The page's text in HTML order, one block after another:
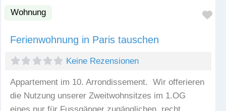
Wohnung
Ferienwohnung in Paris tauschen
Keine Rezensionen
Appartement im 10. Arrondissement. Wir offerieren
die Nutzung unserer Zweitwohnsitzes im 1.OG
eines nur für Fussgänger zugänglichen, recht